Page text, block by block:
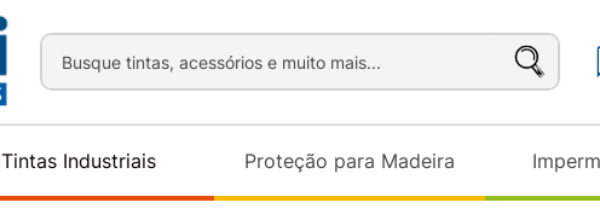
Busque tintas, acessórios e muito mais...
Tintas Industriais Proteção para Madeira